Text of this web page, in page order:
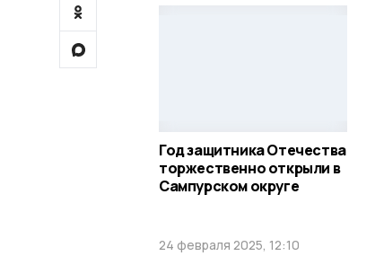
Год защитника Отечества
торжественно открыли в
Сампурском округе
24 февраля 2025, 12:10